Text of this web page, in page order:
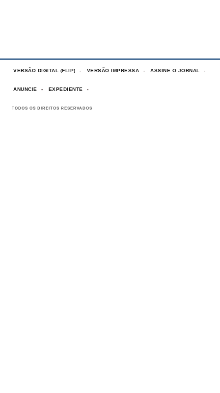
VERSÃO DIGITAL (FLIP) VERSÃO IMPRESSA ASSINE O JORNAL
ANUNCIE EXPEDIENTE
TODOS OS DIREITOS RESERVADOS